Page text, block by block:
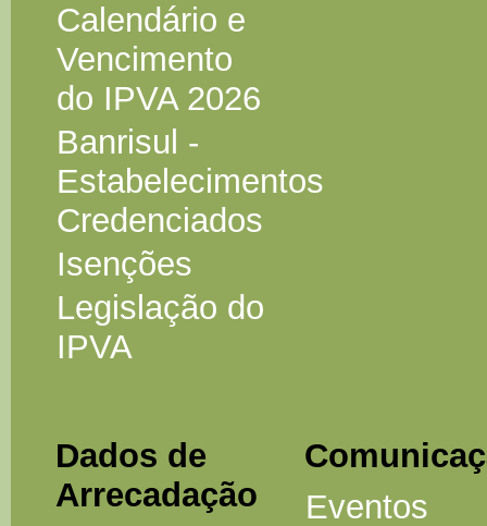
Calendário e
Vencimento
do IPVA 2026
Banrisul -
Estabelecimentos
Credenciados
Isenções
Legislação do
IPVA
Dados de
Arrecadação
Eventos